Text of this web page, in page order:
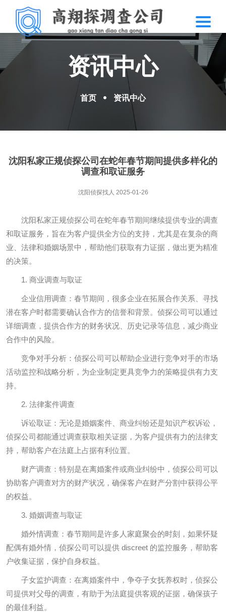
资讯中心
首页 资讯中心
沈阳私家正规侦探公司在蛇年春节期间提供多样化的
调查和取证服务
沈阳侦探找人 2025-01-26
沈阳私家正规侦探公司在蛇年春节期间继续提供专业的调查
和取证服务，旨在为客户提供全方位的支持，尤其是在复杂的商
业、法律和婚姻场景中，帮助他们获取有力证据，做出更为精准
的决策。
1. 商业调查与取证
企业信用调查：春节期间，很多企业在拓展合作关系、寻找
潜在客户时都需要确认合作方的信誉和背景。侦探公司可以通过
详细调查，提供合作方的财务状况、历史记录等信息，减少商业
合作中的风险。
竞争对手分析：侦探公司可以帮助企业进行竞争对手的市场
活动监控和战略分析，为企业制定更具竞争力的策略提供有力支
持。
2. 法律案件调查
诉讼取证：无论是婚姻案件、商业纠纷还是知识产权诉讼，
侦探公司都能通过调查获取相关证据，为客户提供有力的法律支
持，帮助客户在法庭上占据有利位置。
财产调查：特别是在离婚案件或商业纠纷中，侦探公司可以
协助客户调查对方的财产状况，确保客户在财产分割中获得公平
的权益。
3. 婚姻调查与取证
婚外情调查：春节期间是许多人家庭聚会的时刻，如果怀疑
配偶有婚外情，侦探公司可以提供 discreet 的监控服务，帮助客
户收集证据，保护自身权益。
子女监护调查：在离婚案件中，争夺子女抚养权时，侦探公
司提供对父母的调查，有助于为法庭提供客观的证据，确保孩子
的最佳利益。